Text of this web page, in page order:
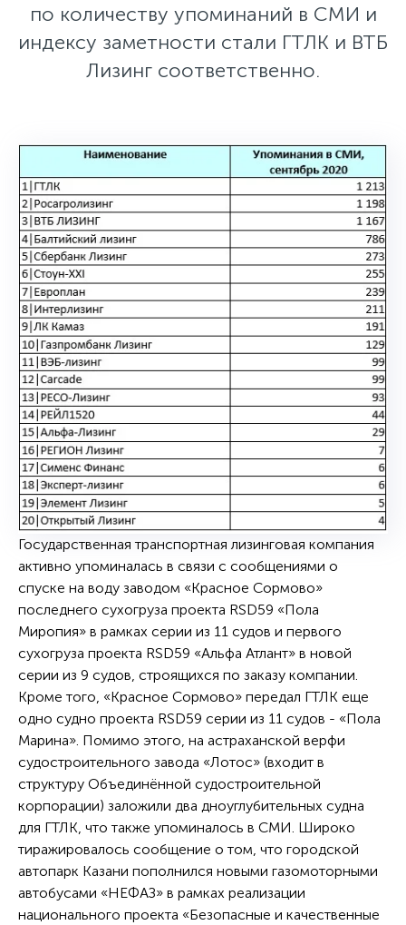
по количеству упоминаний в СМИ и
индексу заметности стали ГТЛК и ВТБ
Лизинг соответственно.
Государственная транспортная лизинговая компания
активно упоминалась в связи с сообщениями о
спуске на воду заводом «Красное Сормово»
последнего сухогруза проекта RSD59 «Пола
Миропия» в рамках серии из 11 судов и первого
сухогруза проекта RSD59 «Альфа Атлант» в новой
серии из 9 судов, строящихся по заказу компании.
Кроме того, «Красное Сормово» передал ГТЛК еще
одно судно проекта RSD59 серии из 11 судов - «Пола
Марина». Помимо этого, на астраханской верфи
судостроительного завода «Лотос» (входит в
структуру Объединённой судостроительной
корпорации) заложили два дноуглубительных судна
для ГТЛК, что также упоминалось в СМИ. Широко
тиражировалось сообщение о том, что городской
автопарк Казани пополнился новыми газомоторными
автобусами «НЕФАЗ» в рамках реализации
национального проекта «Безопасные и качественные